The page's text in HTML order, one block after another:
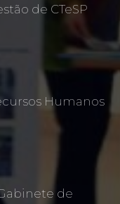
de CTeSP
Humanos
de